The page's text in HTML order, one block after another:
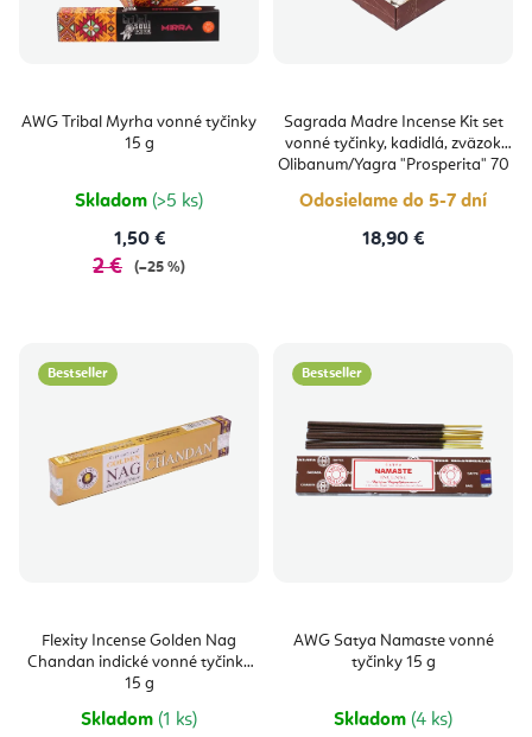
AWG Tribal Myrha vonné tyčinky
15 g
Skladom (>5 ks)
1,50 €
2 € (–25 %)
Sagrada Madre Incense Kit set
vonné tyčinky, kadidlá, zväzok
Olibanum/Yagra "Prosperita" 70
Odosielame do 5-7 dní
18,90 €
Bestseller
Flexity Incense Golden Nag
Chandan indické vonné tyčinky
15 g
Skladom (1 ks)
Bestseller
AWG Satya Namaste vonné
tyčinky 15 g
Skladom (4 ks)